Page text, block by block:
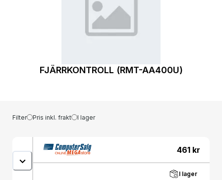
FJÄRRKONTROLL (RMT-AA400U)
Filter Pris inkl. frakt I lager
461 kr
I lager